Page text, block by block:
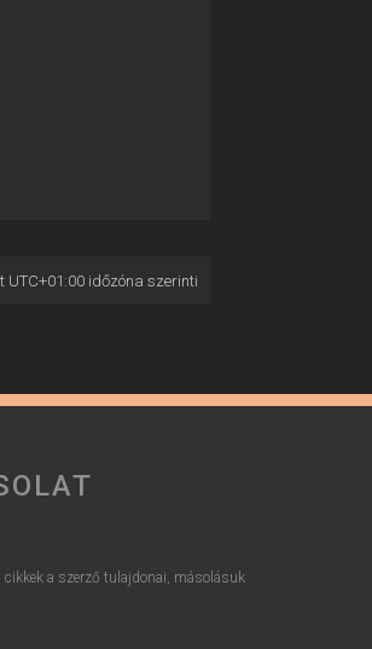
UTC+01:00időzóna szerinti
cikkek a szerző tulajdonai, másolásuk